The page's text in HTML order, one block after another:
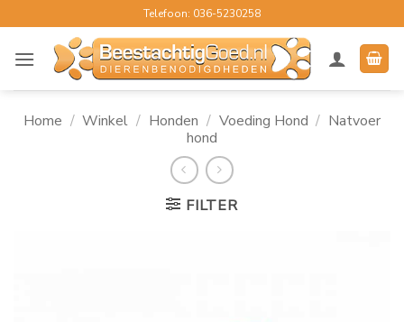
naar
inhoud
Telefoon: 036-5230258
Home / Winkel / Honden / Voeding Hond / Natvoer
hond
FILTER